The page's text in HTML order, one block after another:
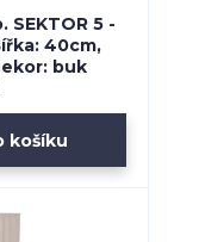
SEKTOR 5 -
40cm,
buk
košíku